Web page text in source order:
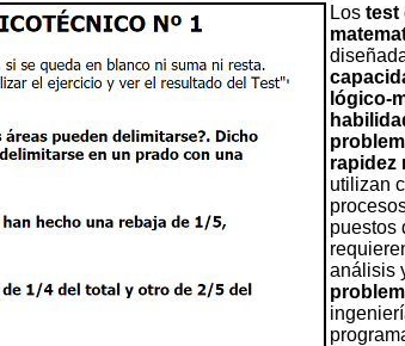
Los test
lógico-
rapidez
utilizan
puestos
análisis